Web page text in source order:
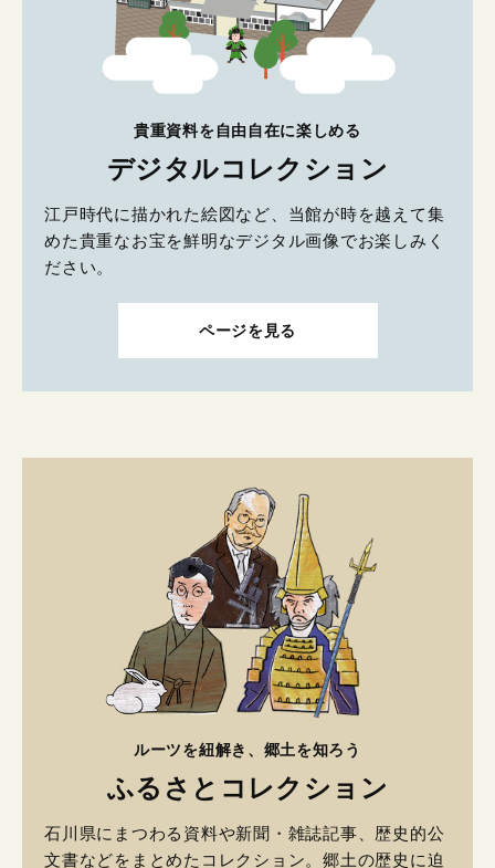
貴重資料を自由自在に楽しめる
デジタルコレクション
江戸時代に描かれた絵図など、当館が時を越えて集
めた貴重なお宝を鮮明なデジタル画像でお楽しみく
ださい。
ページを見る
ルーツを紐解き、郷土を知ろう
ふるさとコレクション
石川県にまつわる資料や新聞・雑誌記事、歴史的公
文書などをまとめたコレクション。郷土の歴史に迫